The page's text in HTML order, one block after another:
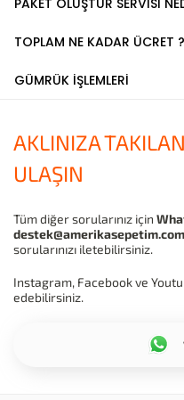
TOPLAM NE KADAR ÜCRET ?
GÜMRÜK İŞLEMLERİ
AKLINIZA
ULAŞIN
Tüm diğer sorularınız için
destek@amerikasepetim.com
sorularınızı iletebilirsiniz.
Instagram, Facebook ve
edebilirsiniz.